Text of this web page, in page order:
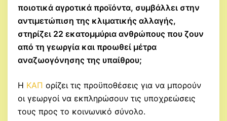
ποιοτικά αγροτικά προϊόντα, συμβάλλει στην
αντιμετώπιση της κλιματικής αλλαγής,
στηρίζει 22 εκατομμύρια ανθρώπους που ζουν
από τη γεωργία και προωθεί μέτρα
αναζωογόνησης της υπαίθρου;
Η ΚΑΠ ορίζει τις προϋποθέσεις για να μπορούν
οι γεωργοί να εκπληρώσουν τις υποχρεώσεις
τους προς το κοινωνικό σύνολο.